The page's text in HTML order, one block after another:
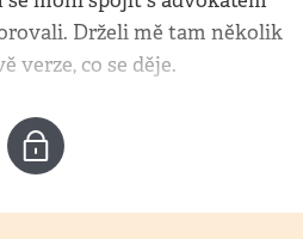
Drželi mě tam několik
verze, co se děje.